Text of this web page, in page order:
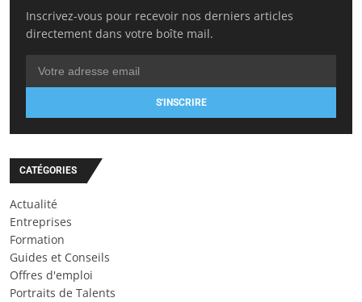
Inscrivez-vous pour recevoir nos derniers articles
directement dans votre boîte mail.
S'INSCRIRE
CATÉGORIES
Actualité
Entreprises
Formation
Guides et Conseils
Offres d'emploi
Portraits de Talents